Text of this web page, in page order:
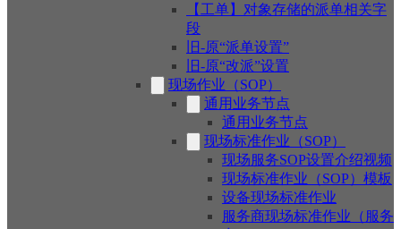
【工单】对象存储的派单相关字
段
旧-原“派单设置”
旧-原“改派”设置
现场作业（SOP）
通用业务节点
通用业务节点
现场标准作业（SOP）
现场服务SOP设置介绍视频
现场标准作业（SOP）模板
设备现场标准作业
服务商现场标准作业（服务